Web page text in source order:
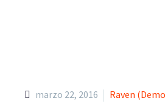
marzo 22, 2016 Raven